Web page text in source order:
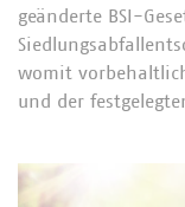
geänderte BSI-
womit
und der